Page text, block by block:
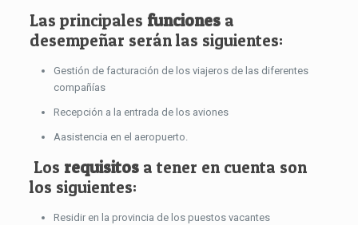
Las principales funcionesa
desempeñar serán las siguientes:
Gestión de facturación de los viajeros de las diferentes
compañías
Recepción a la entrada de los aviones
Aasistencia en el aeropuerto.
Los requisitosa tener en cuenta son
los siguientes:
Residir en la provincia de los puestos vacantes